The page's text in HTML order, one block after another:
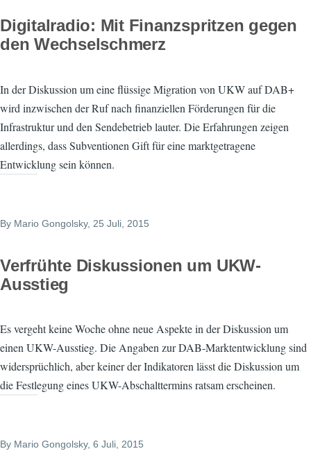
Digitalradio: Mit Finanzspritzen gegen
den Wechselschmerz
In der Diskussion um eine flüssige Migration von UKW auf DAB+
wird inzwischen der Ruf nach finanziellen Förderungen für die
Infrastruktur und den Sendebetrieb lauter. Die Erfahrungen zeigen
allerdings, dass Subventionen Gift für eine marktgetragene
Entwicklung sein können.
By Mario Gongolsky, 25 Juli, 2015
Verfrühte Diskussionen um UKW-
Ausstieg
Es vergeht keine Woche ohne neue Aspekte in der Diskussion um
einen UKW-Ausstieg. Die Angaben zur DAB-Marktentwicklung sind
widersprüchlich, aber keiner der Indikatoren lässt die Diskussion um
die Festlegung eines UKW-Abschalttermins ratsam erscheinen.
By Mario Gongolsky, 6 Juli, 2015